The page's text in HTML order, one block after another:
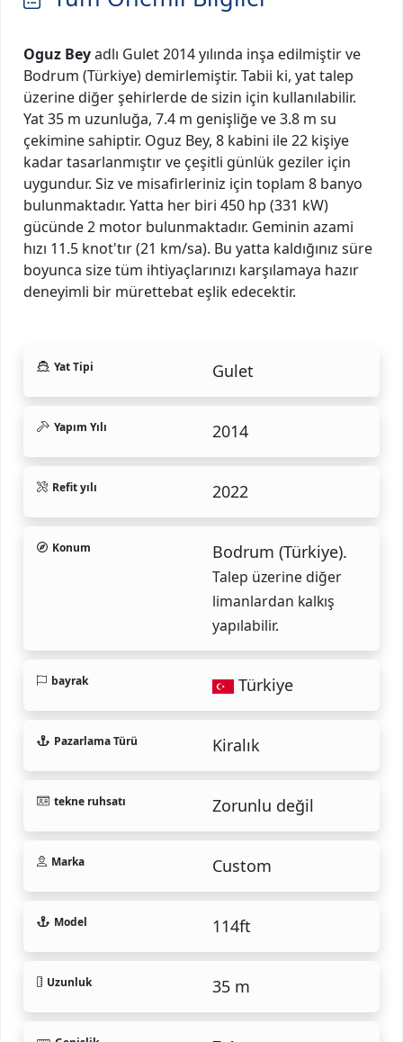
Oguz Beyadlı Gulet 2014 yılında inşa edilmiştir ve
Bodrum (Türkiye) demirlemiştir. Tabii ki, yat talep
üzerine diğer şehirlerde de sizin için kullanılabilir.
Yat 35 m uzunluğa, 7.4 m genişliğe ve 3.8 m su
çekimine sahiptir. Oguz Bey, 8 kabini ile 22 kişiye
kadar tasarlanmıştır ve çeşitli günlük geziler için
uygundur. Siz ve misafirleriniz için toplam 8 banyo
bulunmaktadır. Yatta her biri 450 hp (331 kW)
gücünde 2 motor bulunmaktadır. Geminin azami
hızı 11.5 knot'tır (21 km/sa). Bu yatta kaldığınız süre
boyunca size tüm ihtiyaçlarınızı karşılamaya hazır
deneyimli bir mürettebat eşlik edecektir.
Yat Tipi Gulet
Yapım Yılı 2014
Refit yılı 2022
Konum Bodrum (Türkiye).
Talep üzerine diğer
limanlardan kalkış
yapılabilir.
bayrak Türkiye
Pazarlama Türü Kiralık
tekne ruhsatı Zorunlu değil
Marka Custom
Model 114ft
Uzunluk 35 m